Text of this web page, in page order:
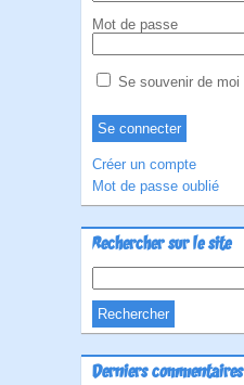
Mot de passe
Se souvenir de moi
Créer un compte
Mot de passe oublié
Rechercher sur le site
Derniers commentaires